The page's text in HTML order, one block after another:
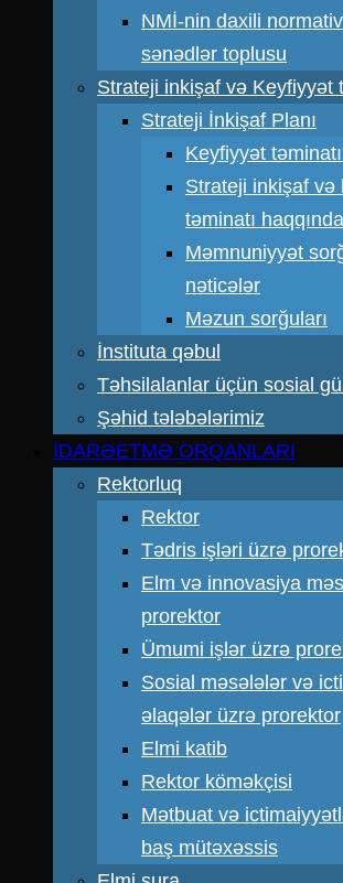
NMİ-nin daxili
sənədlər toplusu
Strateji inkişaf və Keyfiyyət
Strateji İnkişaf Planı
Keyfiyyət
Strateji inkişaf və
təminatı
Məmnuniyyət
nəticələr
Məzun sorğuları
İnstituta qəbul
Təhsilalanlar üçün sosial
Şəhid tələbələrimiz
İDARƏETMƏ ORQANLARI
Rektorluq
Rektor
Tədris işləri üzrə
Elm və innovasiya
prorektor
Ümumi işlər üzrə
Sosial məsələlər və
əlaqələr üzrə prorektor
Elmi katib
Rektor köməkçisi
Mətbuat və
baş mütəxəssis